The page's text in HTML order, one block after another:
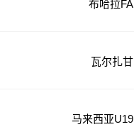
布哈拉FA
瓦尔扎甘
马来西亚U19